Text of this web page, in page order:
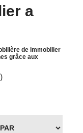
a
de immobilier
grâce aux